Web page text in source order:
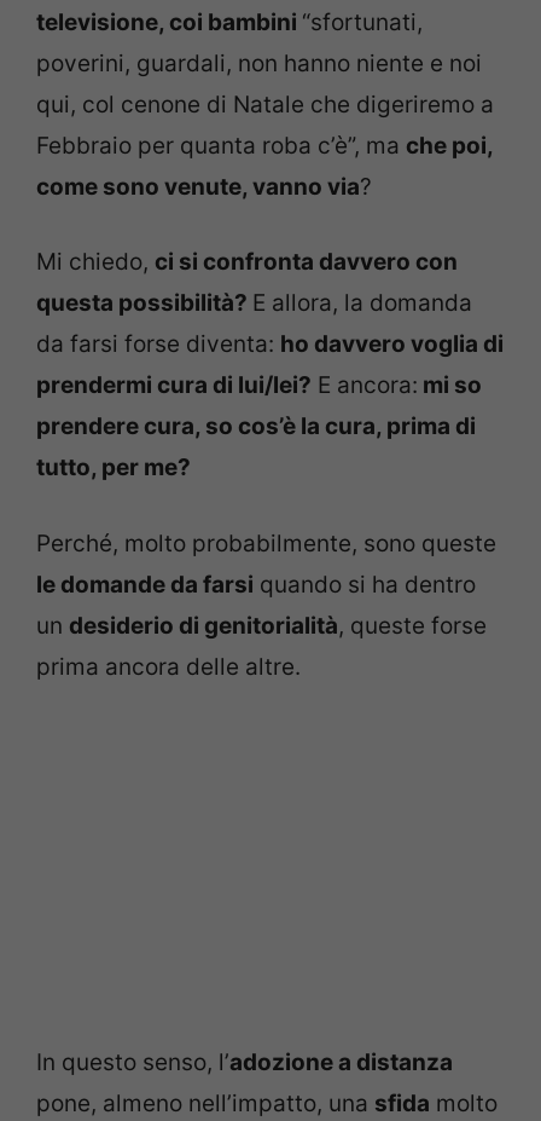
televisione, coi bambini “sfortunati,
poverini, guardali, non hanno niente e noi
qui, col cenone di Natale che digeriremo a
Febbraio per quanta roba c’è”, ma che poi,
come sono venute, vanno via?
Mi chiedo, ci si confronta davvero con
questa possibilità? E allora, la domanda
da farsi forse diventa: ho davvero voglia di
prendermi cura di lui/lei? E ancora: mi so
prendere cura, so cos’è la cura, prima di
tutto, per me?
Perché, molto probabilmente, sono queste
le domande da farsi quando si ha dentro
un desiderio di genitorialità, queste forse
prima ancora delle altre.
In questo senso, l’adozione a distanza
pone, almeno nell’impatto, una sfida molto